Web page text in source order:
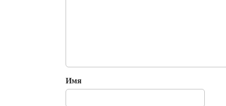
Имя